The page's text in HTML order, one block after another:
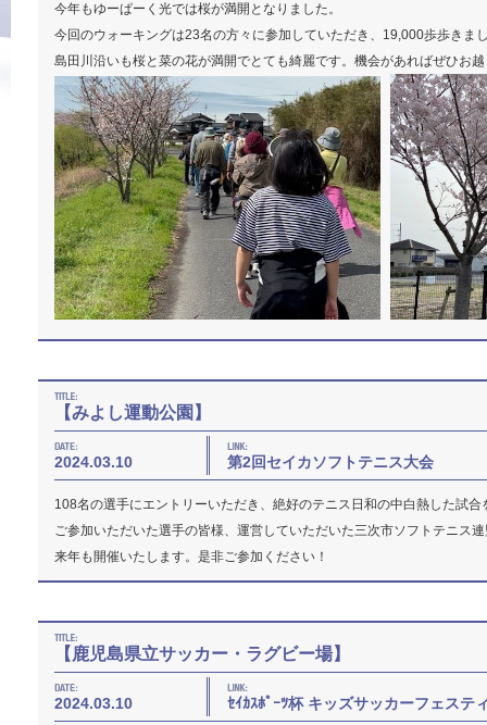
今年もゆーぱーく光では桜が満開となりました。
今回のウォーキングは23名の方々に参加していただき、19,000歩歩きま
島田川沿いも桜と菜の花が満開でとても綺麗です。機会があればぜひお
【みよし運動公園】
2024.03.10 第2回セイカソフトテニス大会
108名の選手にエントリーいただき、絶好のテニス日和の中白熱した試
ご参加いただいた選手の皆様、運営していただいた三次市ソフトテニス
来年も開催いたします。是非ご参加ください！
【鹿児島県立サッカー・ラグビー場】
2024.03.10 ｾｲｶｽﾎﾟｰﾂ杯 キッズサッカーフェステ